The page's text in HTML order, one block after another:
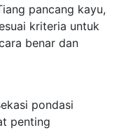
pancang kayu,
kriteria untuk
benar dan
pondasi
penting